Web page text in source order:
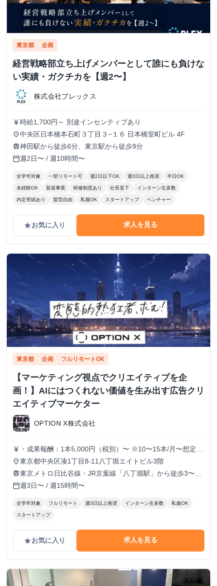
東京都 企画
経営戦略部立ち上げメンバーとして誰にも負けな
い実績・ガクチカを【週2〜】
株式会社プレックス
currency_yen 時給1,700円～ 別途インセンティブあり
place中央区日本橋本石町３丁目３−１６ 日本橋室町ビル 4F
train神田駅から徒歩6分、東京駅から徒歩9分
calendar_today週2日〜 / 週10時間〜
全学年対象 一部リモート可 週2日以下OK 週3日以上推奨 半日OK
未経験OK 新規事業 研修制度あり 社長直下 インターン生多数
内定実績あり 髪型自由 私服OK スタートアップ ベンチャー
gradeお気に入り 求人を見る
東京都 企画 フルリモートOK
【マーケティング視点でクリエイティブを企
画！】AIにはつくれない価値を生み出す広告クリ
エイティブマーケター
OPTION X株式会社
currency_yen ・成果報酬：1本5,000円（税別）〜 ※10〜15本/月〜想定
※経験、実績、能力等によって変動 ※トライアル期間の場
合変動あり
place東京都中央区湊1丁目8-11八丁堀エイトビル3階
train東京メトロ日比谷線・JR京葉線「八丁堀駅」から徒歩3〜6
分
calendar_today週3日〜 / 週15時間〜
全学年対象 フルリモート 週3日以上推奨 インターン生多数 私服OK
スタートアップ
gradeお気に入り 求人を見る